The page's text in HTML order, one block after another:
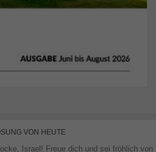
VON HEUTE
Israel! Freue dich und sei fröhlich von